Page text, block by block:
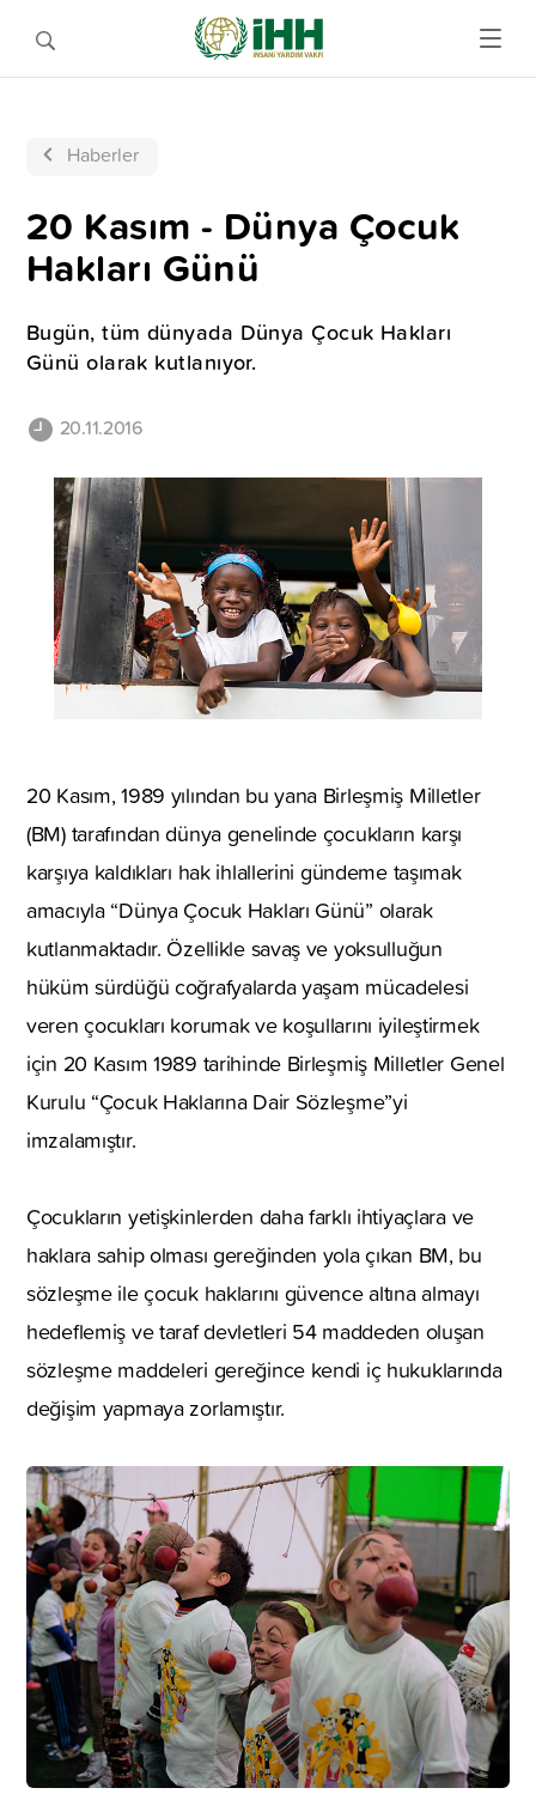
Haberler
20 Kasım - Dünya Çocuk
Hakları Günü
Bugün, tüm dünyada Dünya Çocuk Hakları
Günü olarak kutlanıyor.
20.11.2016
20 Kasım, 1989 yılından bu yana Birleşmiş Milletler
(BM) tarafından dünya genelinde çocukların karşı
karşıya kaldıkları hak ihlallerini gündeme taşımak
amacıyla “Dünya Çocuk Hakları Günü” olarak
kutlanmaktadır. Özellikle savaş ve yoksulluğun
hüküm sürdüğü coğrafyalarda yaşam mücadelesi
veren çocukları korumak ve koşullarını iyileştirmek
için 20 Kasım 1989 tarihinde Birleşmiş Milletler Genel
Kurulu “Çocuk Haklarına Dair Sözleşme”yi
imzalamıştır.
Çocukların yetişkinlerden daha farklı ihtiyaçlara ve
haklara sahip olması gereğinden yola çıkan BM, bu
sözleşme ile çocuk haklarını güvence altına almayı
hedeflemiş ve taraf devletleri 54 maddeden oluşan
sözleşme maddeleri gereğince kendi iç hukuklarında
değişim yapmaya zorlamıştır.